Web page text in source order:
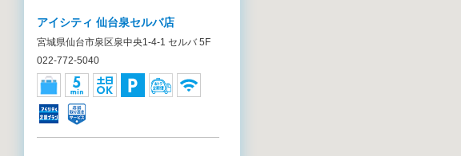
アイシティ 仙台泉セルバ店
宮城県仙台市泉区泉中央1-4-1 セルバ 5F
022-772-5040